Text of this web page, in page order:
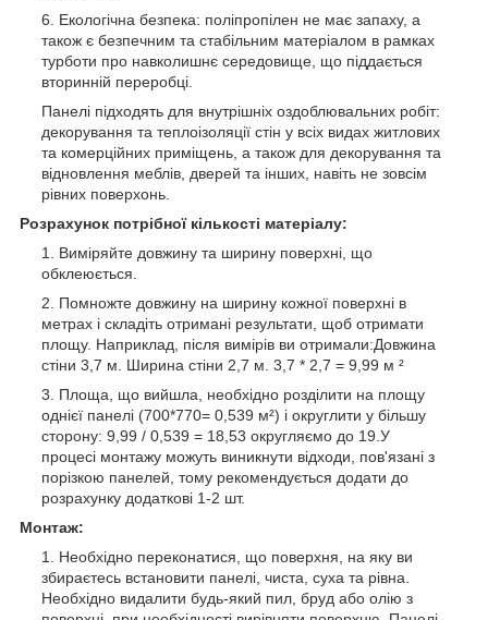
Екологічна безпека: поліпропілен не має запаху, а
також є безпечним та стабільним матеріалом в рамках
турботи про навколишнє середовище, що піддається
вторинній переробці.
Панелі підходять для внутрішніх оздоблювальних робіт:
декорування та теплоізоляції стін у всіх видах житлових
та комерційних приміщень, а також для декорування та
відновлення меблів, дверей та інших, навіть не зовсім
рівних поверхонь.
Розрахунок потрібної кількості матеріалу:
Виміряйте довжину та ширину поверхні, що
обклеюється.
Помножте довжину на ширину кожної поверхні в
метрах і складіть отримані результати, щоб отримати
площу. Наприклад, після вимірів ви отримали:Довжина
стіни 3,7 м. Ширина стіни 2,7 м. 3,7 * 2,7 = 9,99 м ²
Площа, що вийшла, необхідно розділити на площу
однієї панелі (700*770= 0,539 м²) і округлити у більшу
сторону: 9,99 / 0,539 = 18,53 округляємо до 19.У
процесі монтажу можуть виникнути відходи, пов'язані з
порізкою панелей, тому рекомендується додати до
розрахунку додаткові 1-2 шт.
Монтаж:
Необхідно переконатися, що поверхня, на яку ви
збираєтесь встановити панелі, чиста, суха та рівна.
Необхідно видалити будь-який пил, бруд або олію з